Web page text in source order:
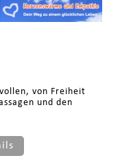
von Freiheit
und den